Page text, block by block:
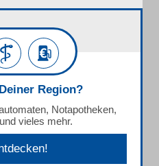
Region?
Notapotheken,
vieles mehr.